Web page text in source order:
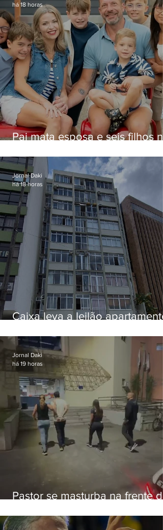
Pai mata esposa e seis filhos
há 18 horas
Caixa leva a leilão apartamento
Botafogo
Jornal Daki
há 18 horas
Pastor se masturba na frente de
Jornal Daki
há 19 horas